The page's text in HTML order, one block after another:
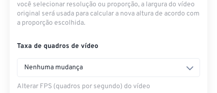
você selecionar resolução ou proporção, a largura do vídeo
original será usada para calcular a nova altura de acordo com
a proporção escolhida.
Taxa de quadros de vídeo
Nenhuma mudança
Alterar FPS (quadros por segundo) do vídeo